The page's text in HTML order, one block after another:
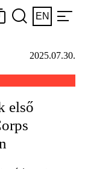
EN
2025.07.30.
első